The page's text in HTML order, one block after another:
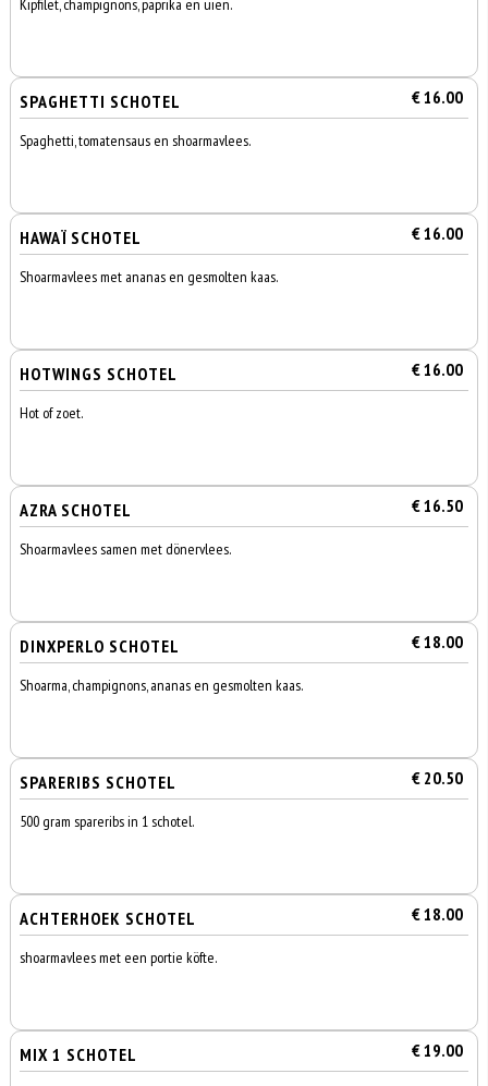
Kipfilet, champignons, paprika en uien.
SPAGHETTI SCHOTEL € 16.00
Spaghetti, tomatensaus en shoarmavlees.
HAWAÏ SCHOTEL € 16.00
Shoarmavlees met ananas en gesmolten kaas.
HOTWINGS SCHOTEL € 16.00
Hot of zoet.
AZRA SCHOTEL € 16.50
Shoarmavlees samen met dönervlees.
DINXPERLO SCHOTEL € 18.00
Shoarma, champignons, ananas en gesmolten kaas.
SPARERIBS SCHOTEL € 20.50
500 gram spareribs in 1 schotel.
ACHTERHOEK SCHOTEL € 18.00
shoarmavlees met een portie köfte.
MIX 1 SCHOTEL € 19.00